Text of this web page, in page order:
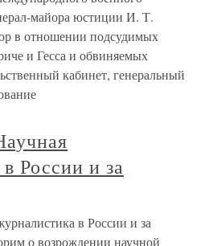
майора юстиции И. Т.
в отношении подсудимых
и Гесса и обвиняемых
кабинет, генеральный
России и за
в России и за
о возрождении научной